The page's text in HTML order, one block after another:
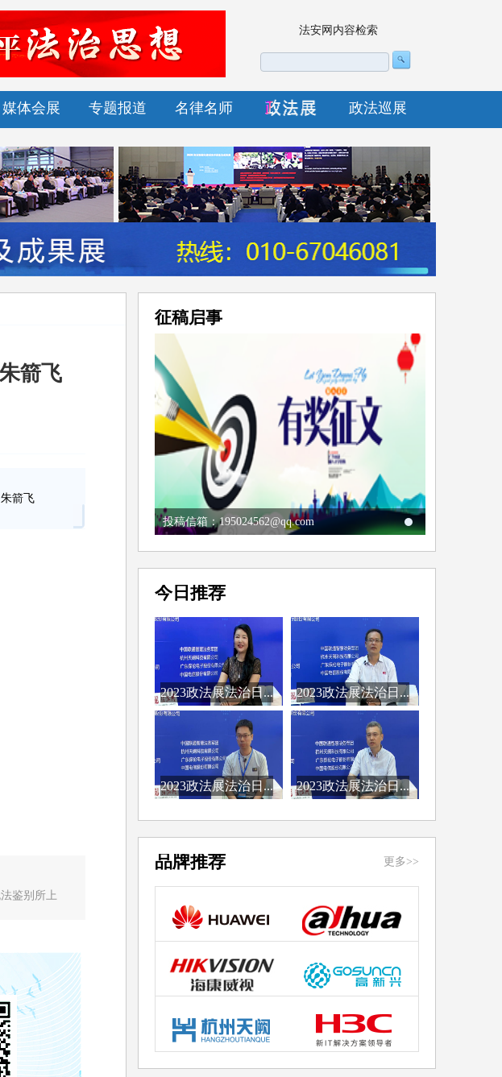
法安网内容检索
媒体会展 专题报道 名律名师 政法巡展
箭飞
箭飞
鉴别所上
征稿启事
投稿信箱：195024562@qq.com
今日推荐
2023政法展法治日... 2023政法展法治日...
2023政法展法治日... 2023政法展法治日...
品牌推荐 更多>>